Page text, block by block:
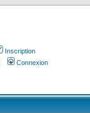
Inscription
Connexion